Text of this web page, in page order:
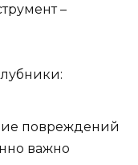
–
повреждений
важно